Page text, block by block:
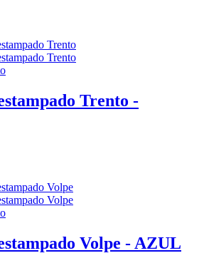
Trento -
Volpe - AZUL